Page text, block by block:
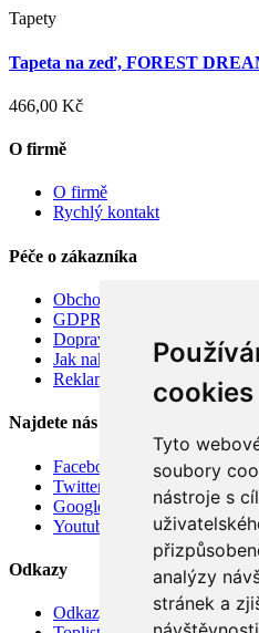
cookies
Tyto
soubory
nástroje s
analýzy
stránek a
Tapety
Tapeta na zeď, FOREST
466,00 Kč
O firmě
O firmě
Rychlý kontakt
Péče o zákazníka
Obchodní podmínky
GDPR
Doprava
Jak nakupovat
Reklamace
Najdete nás
Facebook
Twitter
Google
Youtube
Odkazy
Odkazy